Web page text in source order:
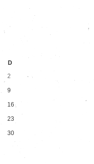
D
2
9
16
23
30